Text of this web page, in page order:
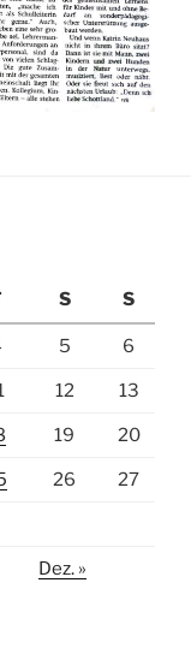
S S
5 6
12 13
19 20
26 27
Dez. »